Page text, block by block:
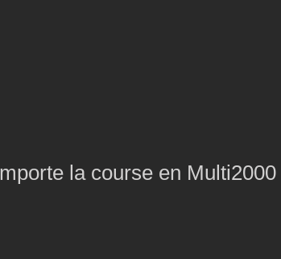
la course en